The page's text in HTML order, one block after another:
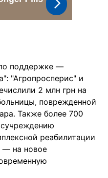
поддержке —
"Агропросперис" и
2 млн грн на
поврежденной
Также более 700
реабилитации
— на новое